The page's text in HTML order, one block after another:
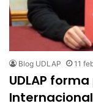
Blog UDLAP 11
UDLAP